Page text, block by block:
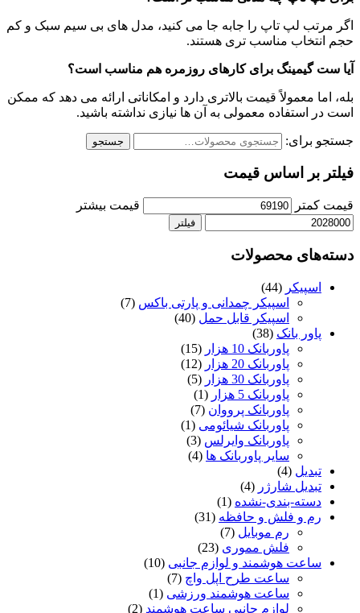
اگر مرتب لپ تاپ را جابه جا می کنید، مدل های بی سیم سبک و کم
حجم انتخاب مناسب تری هستند.
آیا ست گیمینگ برای کارهای روزمره هم مناسب است؟
بله، اما معمولاً قیمت بالاتری دارد و امکاناتی ارائه می دهد که ممکن
است در استفاده معمولی به آن ها نیازی نداشته باشید.
جستجو برای: جستجو
فیلتر بر اساس قیمت
قیمت کمتر قیمت بیشتر
فیلتر
دسته‌های محصولات
اسپیکر (44)
اسپیکر چمدانی و پارتی باکس (7)
اسپیکر قابل حمل (40)
پاور بانک (38)
پاوربانک 10 هزار
(15)
پاوربانک 20 هزار
(12)
پاوربانک 30 هزار
(5)
پاوربانک 5 هزار
(1)
پاوربانک پرووان (7)
پاوربانک شیائومی (1)
پاوربانک وایرلس (3)
سایر پاوربانک ها (4)
تبدیل (4)
تبدیل شارژر (4)
دسته-بندی-نشده (1)
رم و فلش و حافظه (31)
رم موبایل (7)
فلش مموری (23)
ساعت هوشمند و لوازم جانبی (10)
ساعت طرح اپل واچ (7)
ساعت هوشمند ورزشی (1)
لوازم جانبی ساعت هوشمند (2)